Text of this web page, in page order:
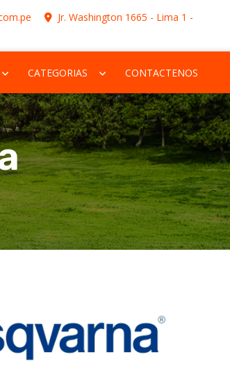
Jr. Washington 1665 - Lima 1 -
CATEGORIAS CONTACTENOS